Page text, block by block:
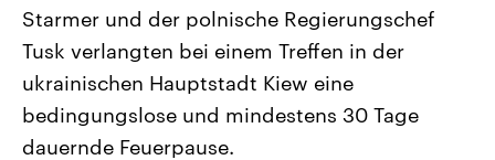
und Hintergründe zu den Parteien
und Kandidaten der anstehenden
Wahl.
Sendungen Programm Podcasts
Audio-Archiv
Starmer und der polnische Regierungschef
Tusk verlangten bei einem Treffen in der
ukrainischen Hauptstadt Kiew eine
bedingungslose und mindestens 30 Tage
dauernde Feuerpause.